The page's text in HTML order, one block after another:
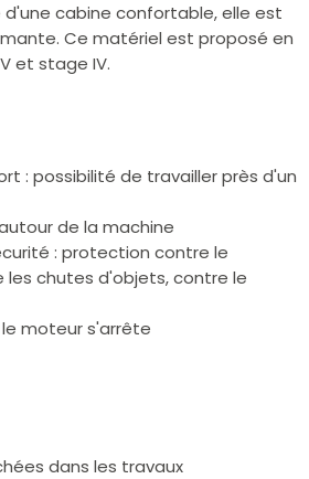
cabine confortable, elle est
Ce matériel est proposé en
et stage IV.
: possibilité de travailler près d'un
de la machine
: protection contre le
chutes d'objets, contre le
moteur s'arrête
dans les travaux